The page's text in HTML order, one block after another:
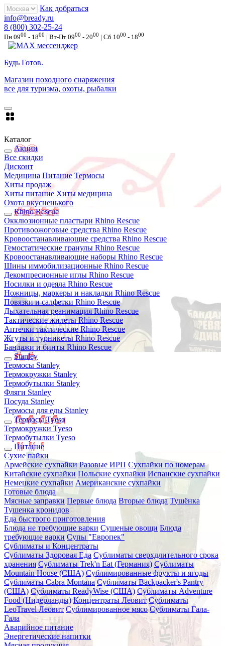
Как добраться
info@bready.ru
8 (800) 302-25-24
Пн 0900 - 1800 | Вт-Пт 0900 - 2000 | Сб 1000 - 1800
Будь Готов.
Магазин походного снаряжения
все для туризма, охоты, рыбалки
Каталог
Акции
Все скидки
Дисконт
Медицина Питание Термосы
Хиты продаж
Хиты питание Хиты медицина
Охота вкусненького
Rhino Rescue
Окклюзионные пластыри Rhino Rescue
Противоожоговые средства Rhino Rescue
Кровоостанавливающие средства Rhino Rescue
Гемостатические гранулы Rhino Rescue
Кровоостанавливающие наборы Rhino Rescue
Шины иммобилизационные Rhino Rescue
Декомпресионные иглы Rhino Rescue
Носилки и одеяла Rhino Rescue
Ножницы, маркеры и накладки Rhino Rescue
Повязки и салфетки Rhino Rescue
Дыхательная реанимация Rhino Rescue
Тактические жилеты Rhino Rescue
Аптечки тактические Rhino Rescue
Жгуты и турникеты Rhino Rescue
Бандажи и бинты Rhino Rescue
Stanley
Термосы Stanley
Термокружки Stanley
Термобутылки Stanley
Фляги Stanley
Посуда Stanley
Термосы для еды Stanley
Термосы Tyeso
Термокружки Tyeso
Термобутылки Tyeso
Питание
Сухие пайки
Армейские сухпайки Разовые ИРП Сухпайки по номерам
Китайские сухпайки Польские сухпайки Испанские сухпайки
Немецкие сухпайки Американские сухпайки
Готовые блюда
Мясные заправки Первые блюда Вторые блюда Тушёнка
Тушенка кронидов
Еда быстрого приготовления
Блюда не требующие варки Сушеные овощи Блюда
требующие варки Супы "Европек"
Сублиматы и Концентраты
Сублиматы Здоровая Еда Сублиматы сверхдлительного срока
хранения Сублиматы Trek'n Eat (Германия) Сублиматы
Mountain House (США) Сублимированные фрукты и ягоды
Сублиматы Cabra Montana Сублиматы Backpacker's Pantry
(США) Сублиматы ReadyWise (США) Сублиматы Adventure
Food (Нидерланды) Концентраты Леовит Сублиматы
LeoTravel Леовит Сублимированное мясо Сублиматы Гала-
Гала
Аварийное питание
Энергетические напитки